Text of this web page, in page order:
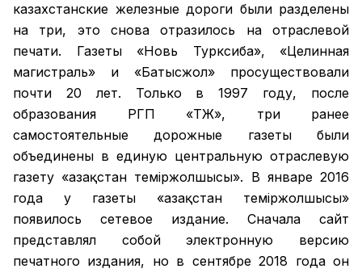
казахстанские железные дороги были разделены
на три, это снова отразилось на отраслевой
печати. Газеты «Новь Турксиба», «Целинная
магистраль» и «Батысжол» просуществовали
почти 20 лет. Только в 1997 году, после
образования РГП «ҚТЖ», три ранее
самостоятельные дорожные газеты были
объединены в единую центральную отраслевую
газету «Қазақстан темiржолшысы». В январе 2016
года у газеты «Қазақстан теміржолшысы»
появилось сетевое издание. Сначала сайт
представлял собой электронную версию
печатного издания, но в сентябре 2018 года он